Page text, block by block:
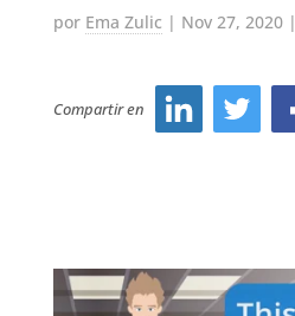
por Ema Zulic | Nov 27, 2020|
Compartir en